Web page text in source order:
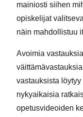
mainiosti siihen
opiskelijat
näin mahdollistuu
Avoimia
vastauksista
nykyaikaisia
opetusvideoiden